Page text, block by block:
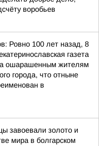
воробьев
Ровно 100 лет назад, 8
газета
ошарашенным жителям
города, что отныне
в
завоевали золото и
мира в болгарском